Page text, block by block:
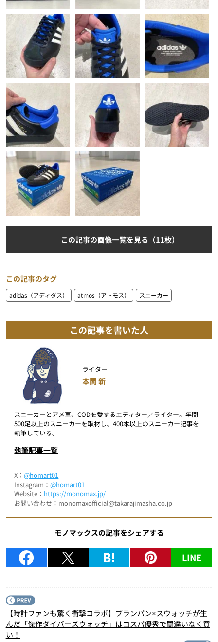
この記事の画像一覧を見る（11枚）
この記事のタグ
adidas（アディダス） atmos（アトモス） スニーカー
この記事を書いた人
ライター
本間 新
スニーカーとアメ車、CODを愛するエディター／ライター。年間
500足以上のスニーカーを取材し、400本以上のスニーカー記事を
執筆している。
執筆記事一覧
X：@homart01
Instagram：@homart01
Website： https://monomax.jp/
お問い合わせ：monomaxofficial@takarajimasha.co.jp
モノマックスの記事をシェアする
LINE
【時計ファンも驚く衝撃コラボ】ブランパン×スウォッチが生
んだ「傑作ダイバーズウォッチ」はコスパ優秀で間違いなく買
い！